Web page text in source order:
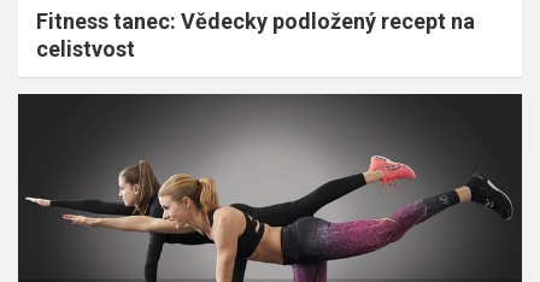
Fitness tanec: Vědecky podložený recept na
celistvost